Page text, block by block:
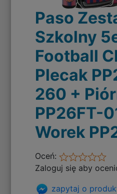
Paso
Szkolny
Football
Plecak
260 +
PP26FT-
Worek
Oceń:
Zaloguj się aby
zapytaj o